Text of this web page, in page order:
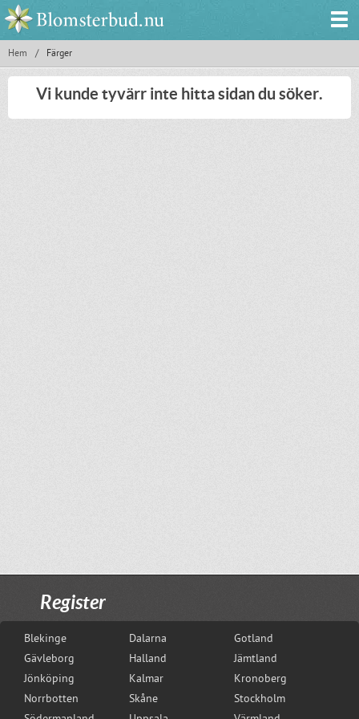
Hem / Färger
Vi kunde tyvärr inte hitta sidan du söker.
Register
Blekinge Dalarna
Gotland
Gävleborg
Halland
Jämtland
Jönköping
Kalmar
Kronoberg
Norrbotten
Skåne
Stockholm